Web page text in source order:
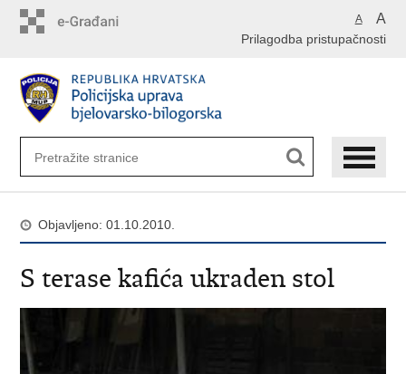
A A
Prilagodba pristupačnosti
Objavljeno: 01.10.2010.
S terase kafića ukraden stol